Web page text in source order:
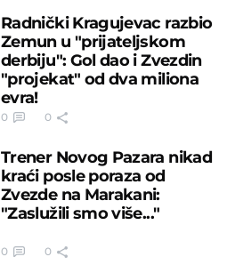
Radnički Kragujevac razbio
Zemun u "prijateljskom
derbiju": Gol dao i Zvezdin
"projekat" od dva miliona
evra!
0 0
Trener Novog Pazara nikad
kraći posle poraza od
Zvezde na Marakani:
"Zaslužili smo više..."
0 0